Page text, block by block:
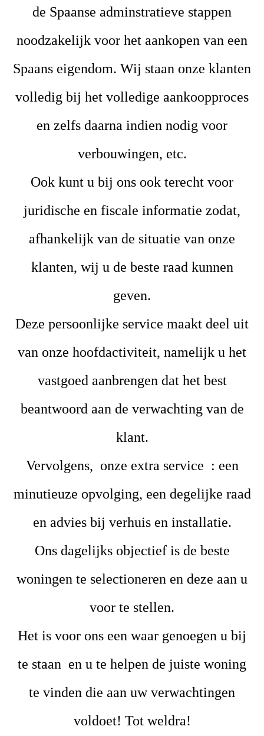
de Spaanse adminstratieve stappen
noodzakelijk voor het aankopen van een
Spaans eigendom. Wij staan onze klanten
volledig bij het volledige aankoopproces
en zelfs daarna indien nodig voor
verbouwingen, etc.
Ook kunt u bij ons ook terecht voor
juridische en fiscale informatie zodat,
afhankelijk van de situatie van onze
klanten, wij u de beste raad kunnen
geven.
Deze persoonlijke service maakt deel uit
van onze hoofdactiviteit, namelijk u het
vastgoed aanbrengen dat het best
beantwoord aan de verwachting van de
klant.
Vervolgens, onze extra service : een
minutieuze opvolging, een degelijke raad
en advies bij verhuis en installatie.
Ons dagelijks objectief is de beste
woningen te selectioneren en deze aan u
voor te stellen.
Het is voor ons een waar genoegen u bij
te staan en u te helpen de juiste woning
te vinden die aan uw verwachtingen
voldoet! Tot weldra!